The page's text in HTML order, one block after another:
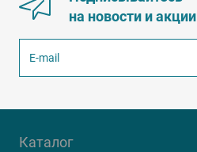
на новости и акции
Каталог